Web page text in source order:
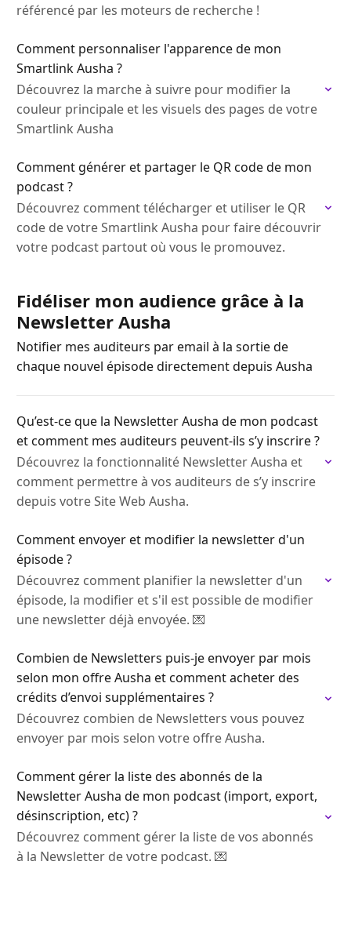
référencé par les moteurs de recherche !
Comment personnaliser l'apparence de mon
Smartlink Ausha ?
Découvrez la marche à suivre pour modifier la
couleur principale et les visuels des pages de votre
Smartlink Ausha
Comment générer et partager le QR code de mon
podcast ?
Découvrez comment télécharger et utiliser le QR
code de votre Smartlink Ausha pour faire découvrir
votre podcast partout où vous le promouvez.
Fidéliser mon audience grâce à la
Newsletter Ausha
Notifier mes auditeurs par email à la sortie de
chaque nouvel épisode directement depuis Ausha
Qu’est-ce que la Newsletter Ausha de mon podcast
et comment mes auditeurs peuvent-ils s’y inscrire ?
Découvrez la fonctionnalité Newsletter Ausha et
comment permettre à vos auditeurs de s’y inscrire
depuis votre Site Web Ausha.
Comment envoyer et modifier la newsletter d'un
épisode ?
Découvrez comment planifier la newsletter d'un
épisode, la modifier et s'il est possible de modifier
une newsletter déjà envoyée. 💌
Combien de Newsletters puis-je envoyer par mois
selon mon offre Ausha et comment acheter des
crédits d’envoi supplémentaires ?
Découvrez combien de Newsletters vous pouvez
envoyer par mois selon votre offre Ausha.
Comment gérer la liste des abonnés de la
Newsletter Ausha de mon podcast (import, export,
désinscription, etc) ?
Découvrez comment gérer la liste de vos abonnés
à la Newsletter de votre podcast. 💌